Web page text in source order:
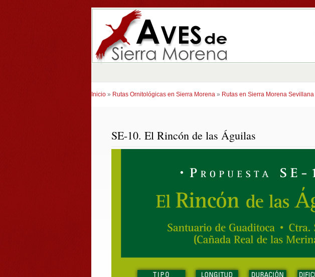
Inicio » Rutas Ornitológicas en Sierra Morena » Rutas en Sierra Morena Sevillana
SE-10. El Rincón de las Águilas